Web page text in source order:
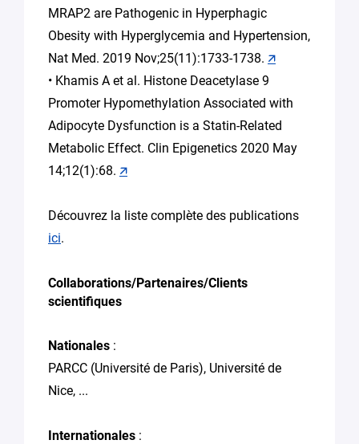
MRAP2 are Pathogenic in Hyperphagic
Obesity with Hyperglycemia and Hypertension,
Nat Med. 2019 Nov;25(11):1733-1738. 🡭
• Khamis A et al. Histone Deacetylase 9
Promoter Hypomethylation Associated with
Adipocyte Dysfunction is a Statin-Related
Metabolic Effect. Clin Epigenetics 2020 May
14;12(1):68. 🡭
Découvrez la liste complète des publications
ici.
Collaborations/Partenaires/Clients
scientifiques
Nationales :
PARCC (Université de Paris), Université de
Nice, ...
Internationales :